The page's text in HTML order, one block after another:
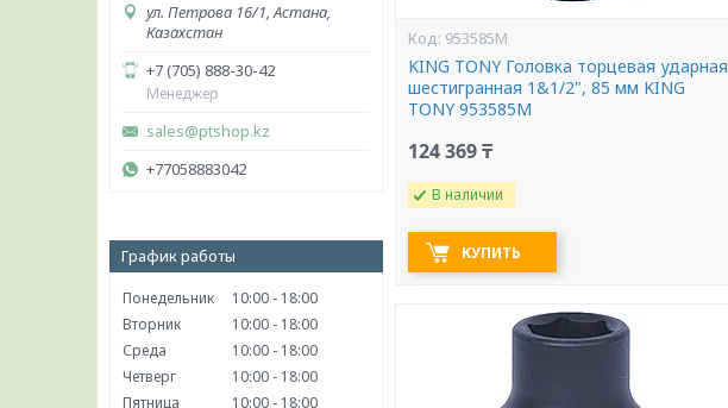
ул. Петрова 16/1, Астана,
Казахстан
+7 (705) 888-30-42
Менеджер
sales@ptshop.kz
+77058883042
График работы
Понедельник 10:00
18:00
Вторник
10:00
18:00
Среда
10:00
18:00
Четверг
10:00
18:00
Пятница
10:00 18:00
953585M
KING TONY Головка торцевая ударная
шестигранная 1&1/2", 85 мм KING
TONY 953585M
124 369 ₸
В наличии
КУПИТЬ